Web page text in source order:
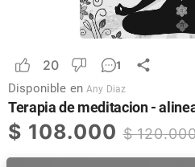
20 1
Disponible en Any Diaz
Terapia de meditacion -
$ 108.000 $